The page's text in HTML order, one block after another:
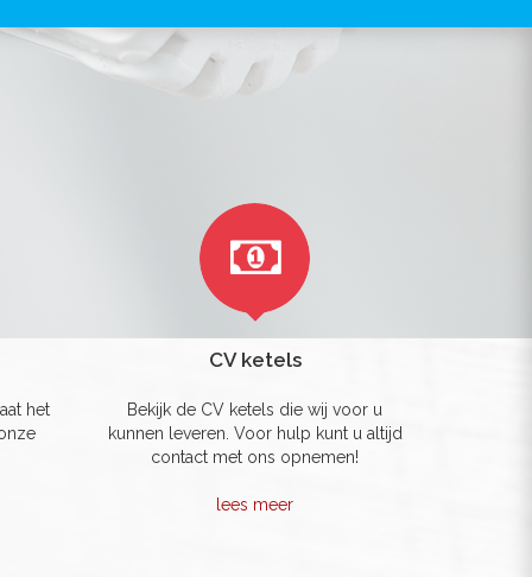
het
CV ketels
Bekijk de CV ketels die wij voor u
kunnen leveren. Voor hulp kunt u altijd
contact met ons opnemen!
lees meer